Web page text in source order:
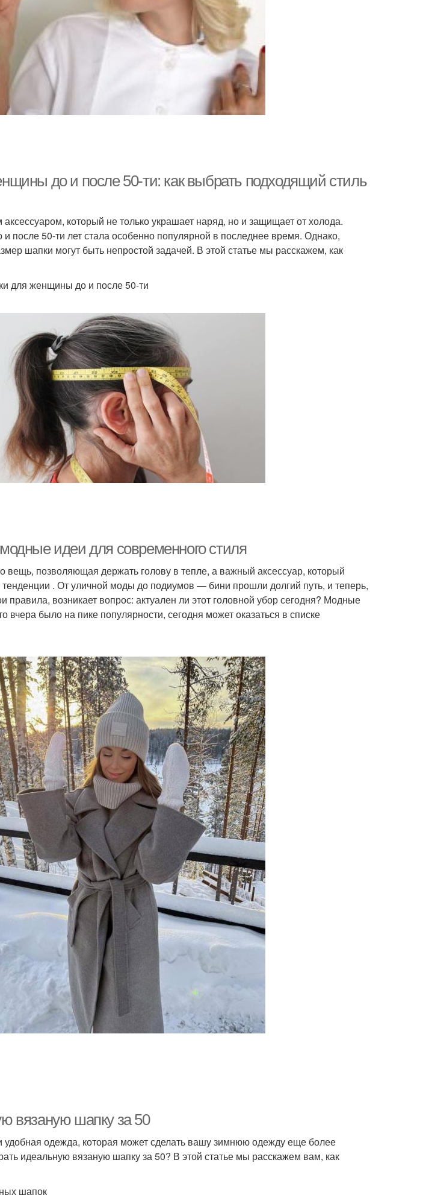
до и после 50-ти: как выбрать подходящий стиль
который не только украшает наряд, но и защищает от холода.
после 50-ти лет стала особенно популярной в последнее время. Однако,
шапки могут быть непростой задачей. В этой статье мы расскажем, как
для женщины до и после 50-ти
идеи для современного стиля
вещь, позволяющая держать голову в тепле, а важный аксессуар, который
. От уличной моды до подиумов — бини прошли долгий путь, и теперь,
правила, возникает вопрос: актуален ли этот головной убор сегодня? Модные
вчера было на пике популярности, сегодня может оказаться в списке
вязаную шапку за 50
удобная одежда, которая может сделать вашу зимнюю одежду еще более
идеальную вязаную шапку за 50? В этой статье мы расскажем вам, как
шапок